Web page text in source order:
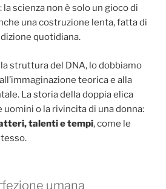
scienza non è solo un gioco di
una costruzione lenta, fatta di
quotidiana.
struttura del DNA, lo dobbiamo
teorica e alla
La storia della doppia elica
o la rivincita di una donna:
talenti e tempi, come le
umana